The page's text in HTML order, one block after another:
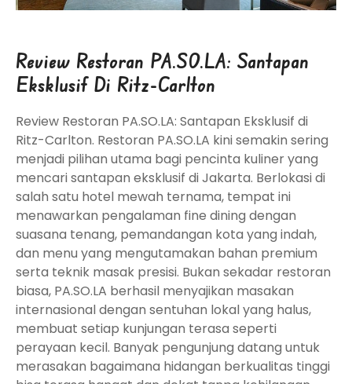
Review Restoran PA.SO.LA: Santapan
Eksklusif Di Ritz-Carlton
Review Restoran PA.SO.LA: Santapan Eksklusif di
Ritz-Carlton. Restoran PA.SO.LA kini semakin sering
menjadi pilihan utama bagi pencinta kuliner yang
mencari santapan eksklusif di Jakarta. Berlokasi di
salah satu hotel mewah ternama, tempat ini
menawarkan pengalaman fine dining dengan
suasana tenang, pemandangan kota yang indah,
dan menu yang mengutamakan bahan premium
serta teknik masak presisi. Bukan sekadar restoran
biasa, PA.SO.LA berhasil menyajikan masakan
internasional dengan sentuhan lokal yang halus,
membuat setiap kunjungan terasa seperti
perayaan kecil. Banyak pengunjung datang untuk
merasakan bagaimana hidangan berkualitas tinggi